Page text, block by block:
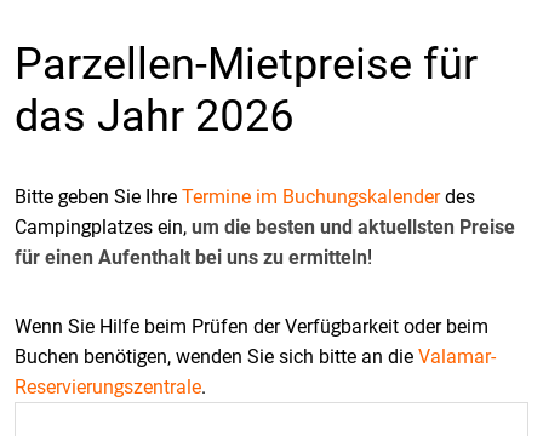
Parzellen-Mietpreise für
das Jahr 2026
Bitte geben Sie Ihre Termine im Buchungskalenderdes
Campingplatzes ein, um die besten und aktuellsten Preise
für einen Aufenthalt bei uns zu ermitteln!
Wenn Sie Hilfe beim Prüfen der Verfügbarkeit oder beim
Buchen benötigen, wenden Sie sich bitte an die Valamar-
Reservierungszentrale.